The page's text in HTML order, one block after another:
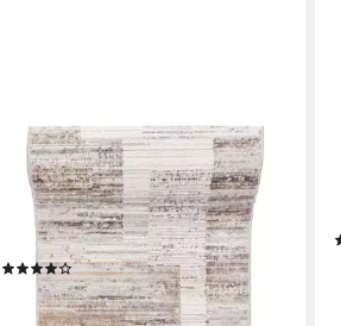
MAZOVIA
Läufer Läufer FlurLäufer Modern für
Vorzimmer Schlafzimmer - Abstrakt
Muster, 60 x 100 cm, Kurzflor,
Meterware
(17)
ab 13,99 € UVP62,99 €